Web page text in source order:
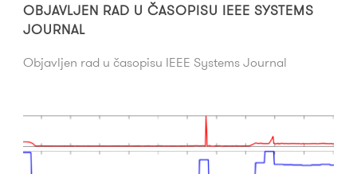
OBJAVLJEN RAD U ČASOPISU IEEE SYSTEMS
JOURNAL
Objavljen rad u časopisu IEEE Systems Journal